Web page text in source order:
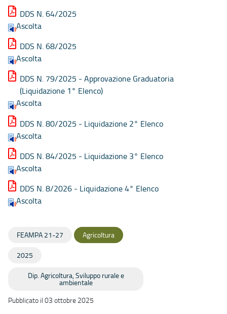
DDS N. 64/2025
Ascolta
DDS N. 68/2025
Ascolta
DDS N. 79/2025 - Approvazione Graduatoria
(Liquidazione 1° Elenco)
Ascolta
DDS N. 80/2025 - Liquidazione 2° Elenco
Ascolta
DDS N. 84/2025 - Liquidazione 3° Elenco
Ascolta
DDS N. 8/2026 - Liquidazione 4° Elenco
Ascolta
FEAMPA 21-27 Agricoltura
2025
Dip. Agricoltura, Sviluppo rurale e
ambientale
Pubblicato il 03 ottobre 2025